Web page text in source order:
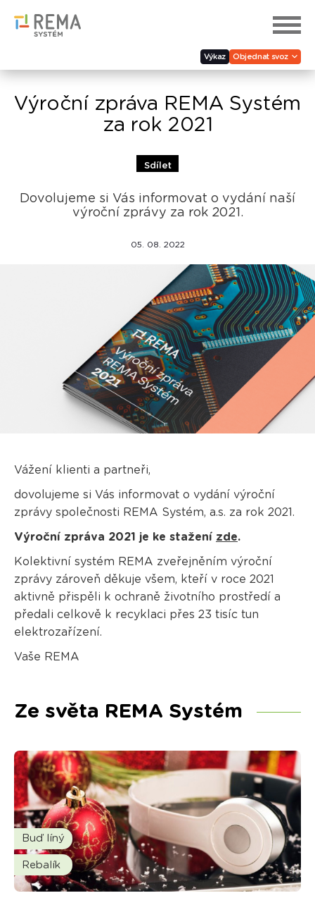
Výkaz Objednat svoz
Výroční zpráva REMA Systém
za rok 2021
Sdílet
Dovolujeme si Vás informovat o vydání naší
výroční zprávy za rok 2021.
05. 08. 2022
Vážení klienti a partneři,
dovolujeme si Vás informovat o vydání výroční
zprávy společnosti REMA Systém, a.s. za rok 2021.
Výroční zpráva 2021 je ke stažení zde.
Kolektivní systém REMA zveřejněním výroční
zprávy zároveň děkuje všem, kteří v roce 2021
aktivně přispěli k ochraně životního prostředí a
předali celkově k recyklaci přes 23 tisíc tun
elektrozařízení.
Vaše REMA
Ze světa REMA Systém
Buď líný
Rebalík